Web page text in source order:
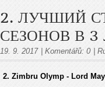
2. ЛУЧШИЙ
СЕЗОНОВ В 3
19. 9. 2017 Komentářů: 0
2. Zimbru Olymp - Lord